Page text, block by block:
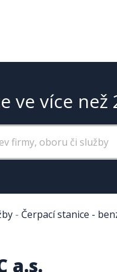
ve více než
- Čerpací stanice -
a.s.